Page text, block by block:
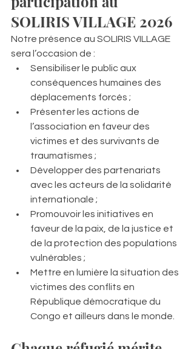
SOLIRIS VILLAGE 2026
Notre présence au SOLIRIS VILLAGE
sera l’occasion de :
Sensibiliser le public aux
conséquences humaines des
déplacements forcés ;
Présenter les actions de
l’association en faveur des
victimes et des survivants de
traumatismes ;
Développer des partenariats
avec les acteurs de la solidarité
internationale ;
Promouvoir les initiatives en
faveur de la paix, de la justice et
de la protection des populations
vulnérables ;
Mettre en lumière la situation des
victimes des conflits en
République démocratique du
Congo et ailleurs dans le monde.